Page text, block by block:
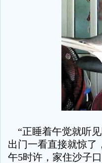
“正睡着午觉就听
出门一看直接就惊了
午5时许，家住沙子